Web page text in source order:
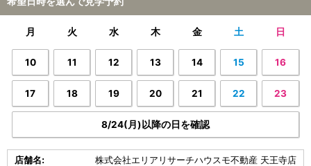
月 火 水 木 金 土 日
10 11 12 13 14 15 16
17 18 19 20 21 22 23
8/24(月)以降の日を確認
店舗名: 株式会社エリアリサーチハウスモ不動産 天王寺店